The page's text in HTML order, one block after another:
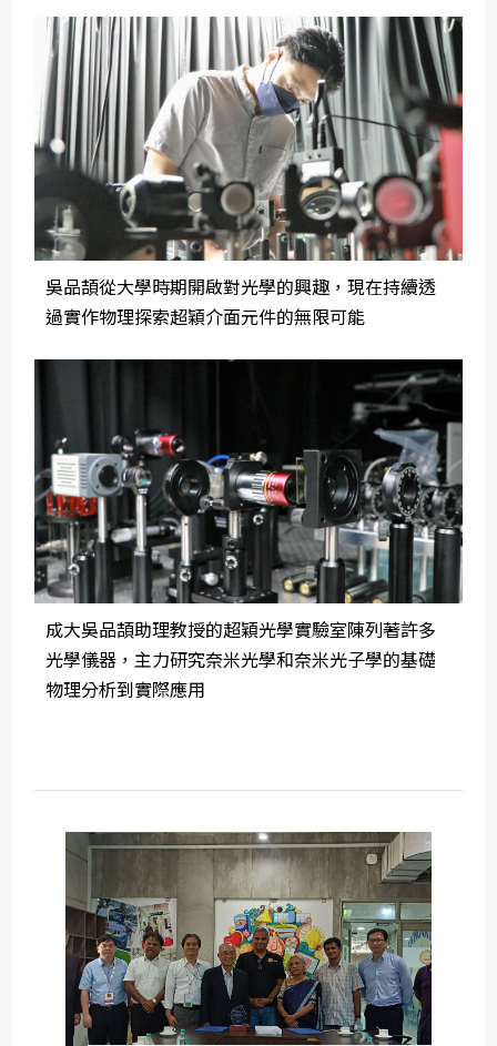
吳品頡從大學時期開啟對光學的興趣，現在持續透
過實作物理探索超穎介面元件的無限可能
成大吳品頡助理教授的超穎光學實驗室陳列著許多
光學儀器，主力研究奈米光學和奈米光子學的基礎
物理分析到實際應用